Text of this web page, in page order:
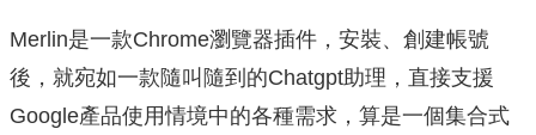
Merlin是一款Chrome瀏覽器插件，安裝、創建帳號
後，就宛如一款隨叫隨到的Chatgpt助理，直接支援
Google產品使用情境中的各種需求，算是一個集合式